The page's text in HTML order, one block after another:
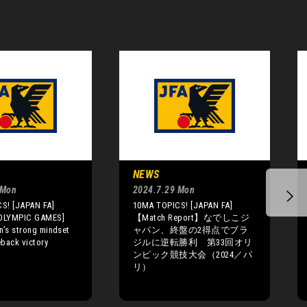
[JAPAN FA]
GAMES]
strong mindset
victory
NEWS
2024.7.29 Mon
10MA TOPICS! [JAPAN FA]
【Match Report】なでしこジ
ャパン、終盤の2得点でブラ
ジルに逆転勝利 第33回オリ
ンピック競技大会（2024／パ
リ）